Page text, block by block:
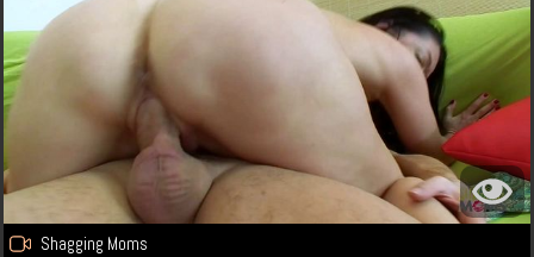
Shagging Moms